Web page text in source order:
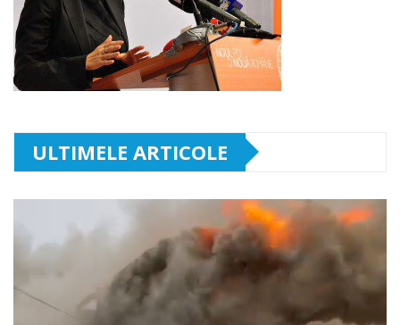
ULTIMELE ARTICOLE